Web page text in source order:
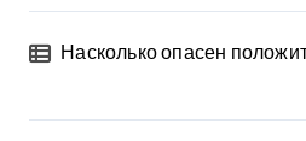
Насколько опасен